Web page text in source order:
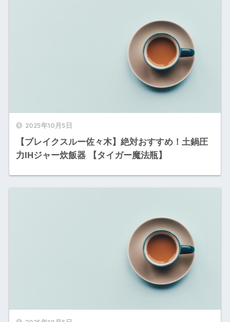
2025年10月5日
【ブレイクスルー佐々木】絶対おすすめ！土鍋圧
力IHジャー炊飯器 【タイガー魔法瓶】